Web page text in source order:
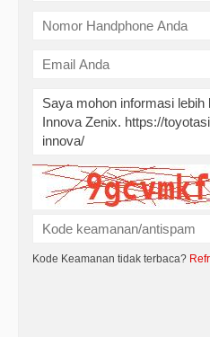
Kode Keamanan tidak terbaca?